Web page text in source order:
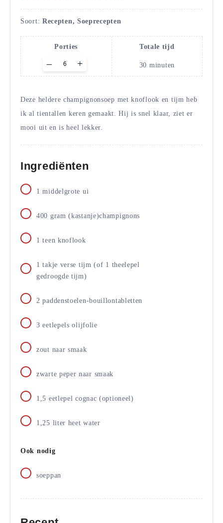
Soort: Recepten, Soeprecepten
Porties
Adjust
+
–
Totale tijd
30 minuten
Deze heldere champignonsoep met knoflook en tijm heb
ik al tientallen keren gemaakt. Hij is snel klaar, ziet er
mooi uit en is heel lekker.
Ingrediënten
1 middelgrote ui
400 gram (kastanje)champignons
1 teen knoflook
1 takje verse tijm (of 1 theelepel
gedroogde tijm)
2 paddenstoelen-bouillontabletten
3 eetlepels olijfolie
zout naar smaak
zwarte peper naar smaak
1,5 eetlepel cognac (optioneel)
1,25 liter heet water
Ook nodig
soeppan